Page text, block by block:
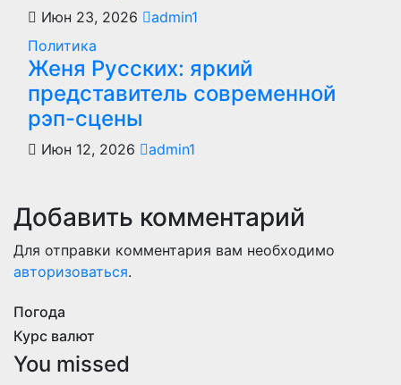
Июн 23, 2026
admin1
Политика
Женя Русских: яркий
представитель современной
рэп-сцены
Июн 12, 2026 admin1
Добавить комментарий
Для отправки комментария вам необходимо
авторизоваться.
Погода
Курс валют
You missed